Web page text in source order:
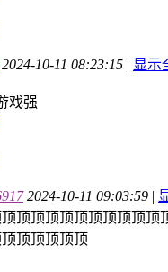
10-11 08:23:15 | 显示
戏强
2024-10-11 09:03:59 |
顶顶顶顶顶顶顶顶顶顶
顶顶顶顶顶